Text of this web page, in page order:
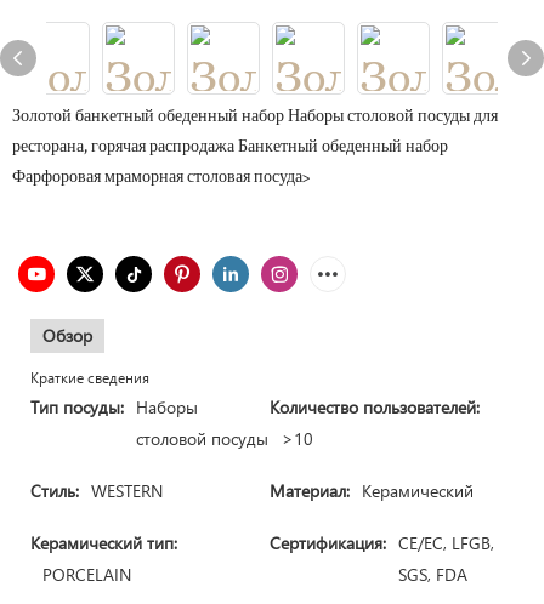
Золотой банкетный обеденный набор Наборы столовой посуды для
ресторана, горячая распродажа Банкетный обеденный набор
Фарфоровая мраморная столовая посуда>
Обзор
Краткие сведения
Тип посуды: Наборы
столовой посуды
Количество пользователей:
>10
Стиль: WESTERN Материал: Керамический
Керамический тип:
PORCELAIN
Сертификация: CE/ЕС, LFGB,
SGS, FDA